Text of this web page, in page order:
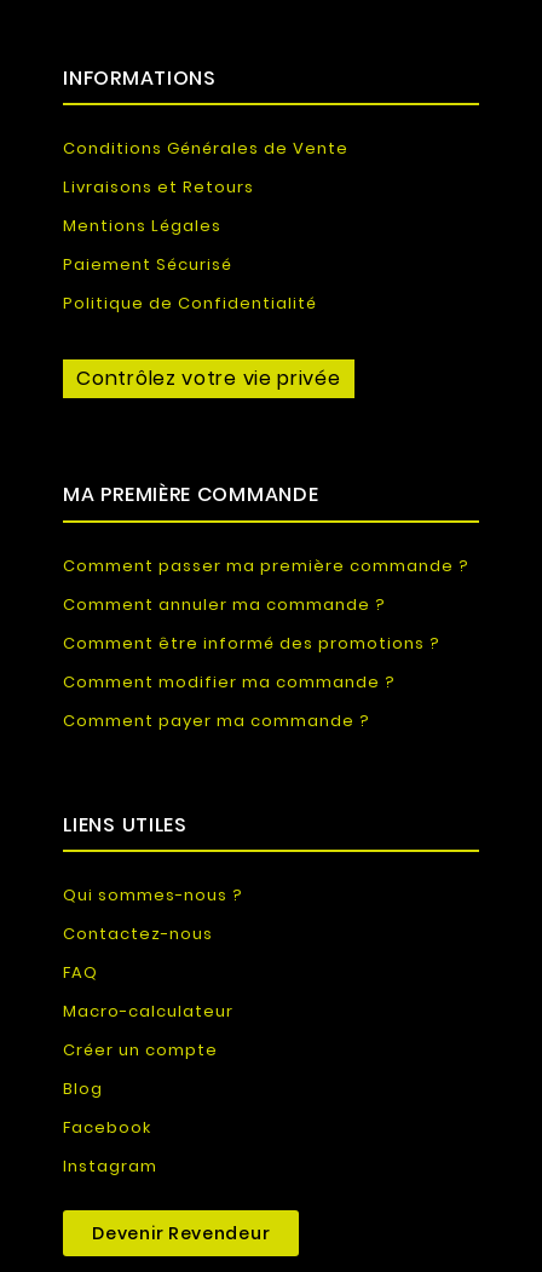
INFORMATIONS
Conditions Générales de Vente
Livraisons et Retours
Mentions Légales
Paiement Sécurisé
Politique de Confidentialité
Contrôlez votre vie privée
MA PREMIÈRE COMMANDE
Comment passer ma première commande ?
Comment annuler ma commande ?
Comment être informé des promotions ?
Comment modifier ma commande ?
Comment payer ma commande ?
LIENS UTILES
Qui sommes-nous ?
Contactez-nous
FAQ
Macro-calculateur
Créer un compte
Blog
Facebook
Instagram
Devenir Revendeur